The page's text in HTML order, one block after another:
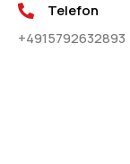
Telefon
+4915792632893